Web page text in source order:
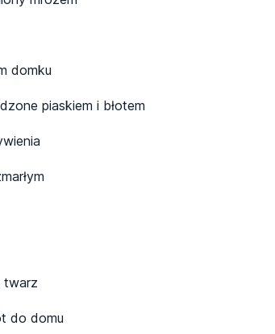
domku
piaskiem i błotem
twarz
do domu